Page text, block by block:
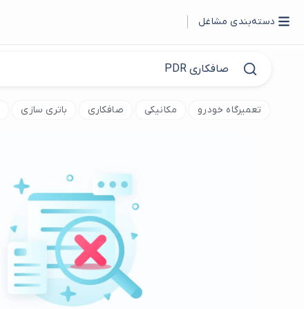
دسته‌بندی مشاغل
تعمیرگاه خودرو مکانیکی صافکاری باتری سازی